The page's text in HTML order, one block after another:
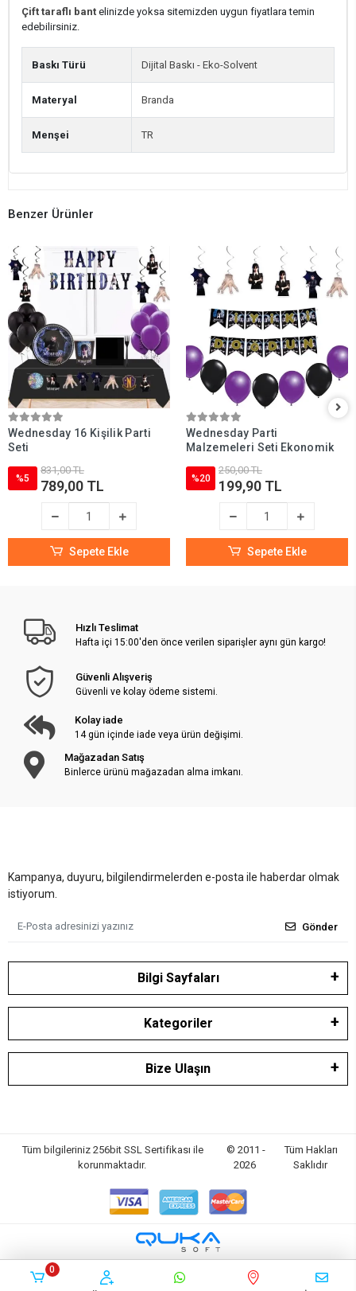
Çift taraflı bant elinizde yoksa sitemizden uygun fiyatlara temin
edebilirsiniz.
Baskı Türü Dijital Baskı - Eko-Solvent
Materyal Branda
Menşei TR
Benzer Ürünler
Wednesday 16 Kişilik Parti
Seti
%5
831,00 TL
789,00 TL
Sepete Ekle
Wednesday Parti
Malzemeleri Seti Ekonomik
%20
250,00 TL
199,90 TL
Sepete Ekle
Hızlı Teslimat
Hafta içi 15:00'den önce verilen siparişler aynı gün kargo!
Güvenli Alışveriş
Güvenli ve kolay ödeme sistemi.
Kolay iade
14 gün içinde iade veya ürün değişimi.
Mağazadan Satış
Binlerce ürünü mağazadan alma imkanı.
Kampanya, duyuru, bilgilendirmelerden e-posta ile haberdar olmak
istiyorum.
Gönder
Bilgi Sayfaları
Kategoriler
Bize Ulaşın
Tüm bilgileriniz 256bit SSL Sertifikası ile
korunmaktadır.
© 2011 -
2026
Tüm Hakları
Saklıdır
0